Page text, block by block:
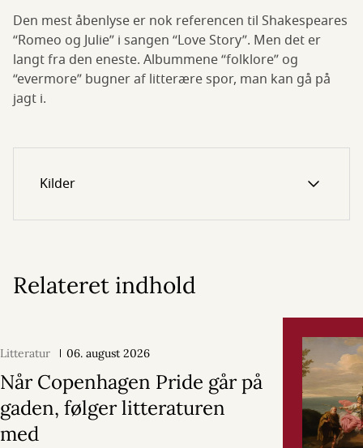
Den mest åbenlyse er nok referencen til Shakespeares
“Romeo og Julie” i sangen “Love Story”. Men det er
langt fra den eneste. Albummene “folklore” og
“evermore” bugner af litterære spor, man kan gå på
jagt i.
Kilder
Relateret indhold
Litteratur 06. august 2026
Når Copenhagen Pride går på
gaden, følger litteraturen
med